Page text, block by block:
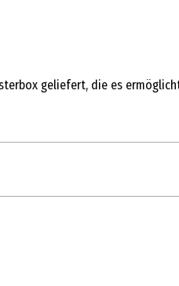
geliefert, die es